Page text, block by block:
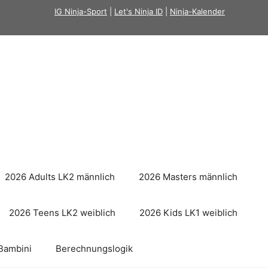
IG Ninja-Sport Let's Ninja ID Ninja-Kalender
2026 Adults LK2 männlich 2026 Masters männlich
2026 Teens LK2 weiblich 2026 Kids LK1 weiblich
Berechnungslogik